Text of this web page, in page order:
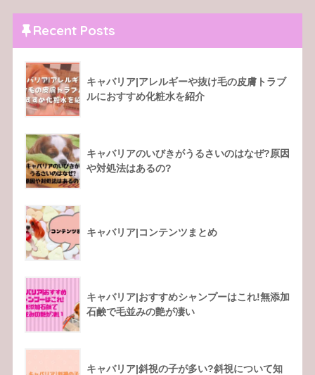
Recent Posts
キャバリア|アレルギーや抜け毛の皮膚トラブ
ルにおすすめ化粧水を紹介
キャバリアのいびきがうるさいのはなぜ?原因
や対処法はあるの?
キャバリア|コンテンツまとめ
キャバリア|おすすめシャンプーはこれ!無添加
石鹸で毛並みの艶が凄い
キャバリア|斜視の子が多い?斜視について知